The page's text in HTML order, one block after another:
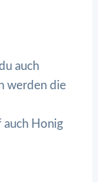
auch
werden die
auch Honig